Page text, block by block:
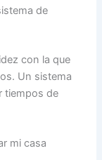
de
con la que
Un sistema
tiempos de
mi casa